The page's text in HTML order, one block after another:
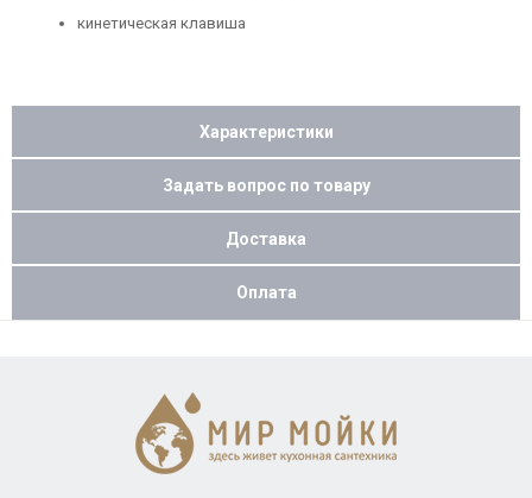
кинетическая клавиша
Характеристики
Задать вопрос по товару
Доставка
Оплата